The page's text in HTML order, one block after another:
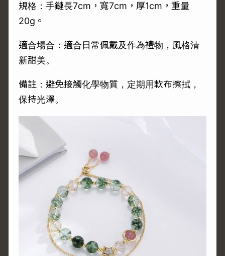
規格：手鏈長7cm，寬7cm，厚1cm，重量
20g。
適合場合：適合日常佩戴及作為禮物，風格清
新甜美。
備註：避免接觸化學物質，定期用軟布擦拭，
保持光澤。